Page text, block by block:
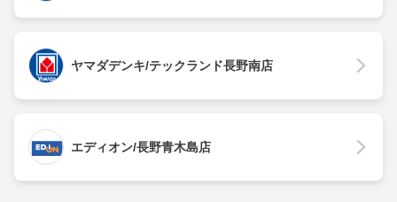
ヤマダデンキ/テックランド長野南店
エディオン/長野青木島店